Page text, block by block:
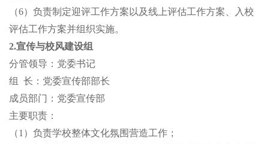
（6）负责制定迎评工作方案以及线上评估工作方案、入校
评估工作方案并组织实施。
2.宣传与校风建设组
分管领导：党委书记
组 长：党委宣传部部长
成员部门：党委宣传部
主要职责：
（1）负责学校整体文化氛围营造工作；